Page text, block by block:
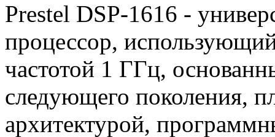
Prestel DSP-1616 -
процессор,
частотой 1 ГГц,
следующего поколения,
архитектурой,